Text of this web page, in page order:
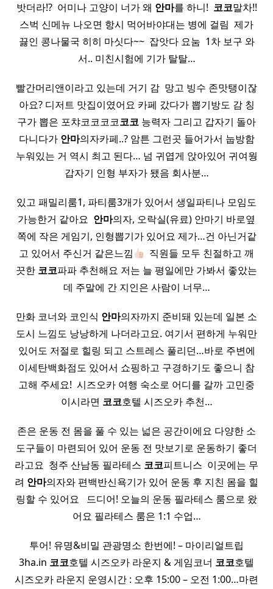
밧더라!? ​ 어미나 고양이 너가 왜 안마를 하니! ​ 코코말차!!
스벅 신메뉴 나오면 항시 먹어바야대는 병에 걸림 ​ 제가
끓인 콩나물국 히히 마싯다~~ ​ 잡앗다 요눔 ​ 1차 보구 와
서.. 미친시험에 기가 탈탈…
빨간머리앤이라고 있는데 거기 감 ​ 망고 빙수 존맛탱이잖
아요? 디저트 맛집이였어요 카페 갔다가 뽑기방도 감 칭
구가 뽑은 포챠코코코코코코 능력자 그리고 갑자기 돌아
다니다가 안마의자카페..? 암튼 그런곳 들어가서 눕방함
누워있는 거 역시 최고 된다… 넘 귀엽게 앉아있어 귀여웡
갑자기 인형 부자가 됐음 회사분…
있고 패밀리룸1, 파티룸3개가 있어서 생일파티나 모임도
가능한거 같아요 ​ 안마의자, 오락실(유료) 안마기 바로옆
쪽에 작은 게임기, 인형뽑기가 있어요 제가…건 아닌거같
고 있어서 주신거 같은느낌
​ 직원들 모두 친절하고 깨
끗한 코코파파 추천해요 저는 늘 평일에만 가봐서 좋았는
데 주말에 간 지인은 사람이 너무…
만화 코너와 코인식 안마의자까지 준비돼 있는데 일본 소
도시 느낌도 낭낭하게 나더라고요. 여기서 편하게 누워만
있어도 저절로 힐링 되고 스트레스 풀리던…바로 주변에
이세탄백화점도 있어서 쇼핑하고 구경하기도 좋으니 참
고해 주세요! ​ 시즈오카 여행 숙소로 어디를 갈까 고민중
이시라면 코코호텔 시즈오카 추천…
존은 운동 전 몸을 풀 수 있는 넓은 공간이에요 다양한 소
도구들이 마련되어 있어 운동 전 맛보기로 운동하기 좋더
라고요 ​ 청주 산남동 필라테스 코코피트니스 ​ 이곳에는 무
려 안마의자와 편백반신욕기가 있어 운동 후 지친 몸을 힐
링할 수 있어요 ​ ​ 드디어! 오늘의 운동 필라테스 룸으로 왔
어요 필라테스 룸은 1:1 수업…
투어! 유명&비밀 관광명소 한번에! – 마이리얼트립
3ha.in 코코호텔 시즈오카 라운지 & 게임코너 코코호텔
시즈오카 라운지 운영시간 : 오후 15:00 – 오전 1:00…마련